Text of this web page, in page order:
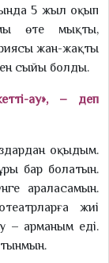
5 жыл оқып
өте мықты,
жан-жақты
сыйы болды.
ау», – деп
оқыдым.
бар болатын.
араласамын.
жиі
– арманым еді.